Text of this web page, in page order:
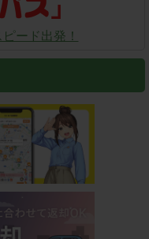
ード出発！